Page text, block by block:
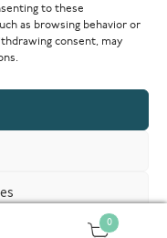
to these
as browsing behavior or
consent, may
0